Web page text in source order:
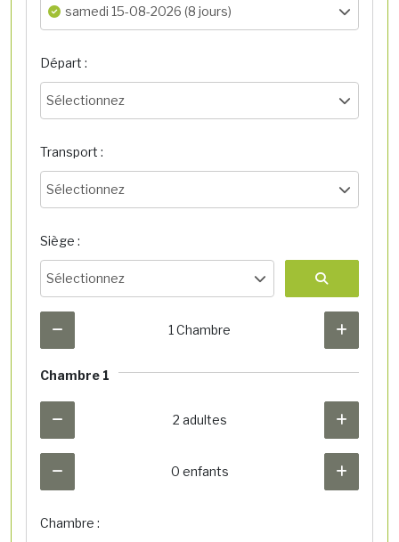
samedi 15-08-2026 (8 jours)
Départ :
Sélectionnez
Transport :
Sélectionnez
Siège :
Sélectionnez
1 Chambre
Chambre 1
2 adultes
0 enfants
Chambre :